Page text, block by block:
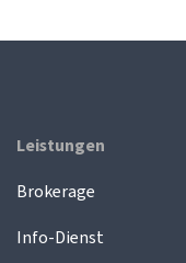
Leistungen
Brokerage
Info-Dienst